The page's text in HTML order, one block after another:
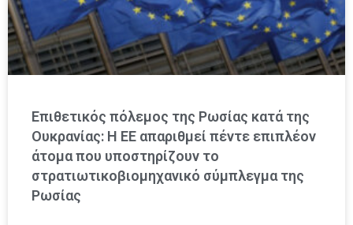
Επιθετικός πόλεμος της Ρωσίας κατά της
Ουκρανίας: Η ΕΕ απαριθμεί πέντε επιπλέον
άτομα που υποστηρίζουν το
στρατιωτικοβιομηχανικό σύμπλεγμα της
Ρωσίας